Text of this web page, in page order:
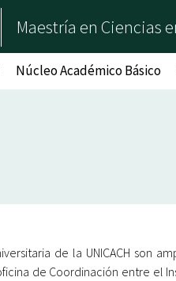
Maestría en Ciencias
Núcleo Académico Básico
de la UNICACH son
de Coordinación entre el